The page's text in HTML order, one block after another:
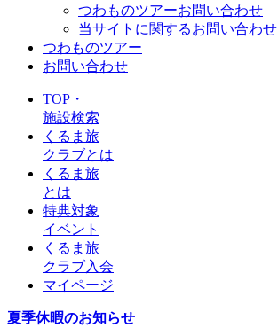
つわものツアーお問い合わせ
当サイトに関するお問い合わせ
つわものツアー
お問い合わせ
TOP・
施設検索
くるま旅
クラブとは
くるま旅
とは
特典対象
イベント
くるま旅
クラブ入会
マイページ
夏季休暇のお知らせ